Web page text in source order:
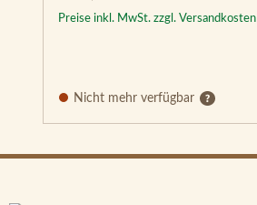
Preise inkl. MwSt. zzgl. Versandkosten
Nicht mehr verfügbar